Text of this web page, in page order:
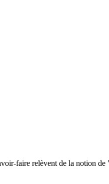
faire relèvent de la notion